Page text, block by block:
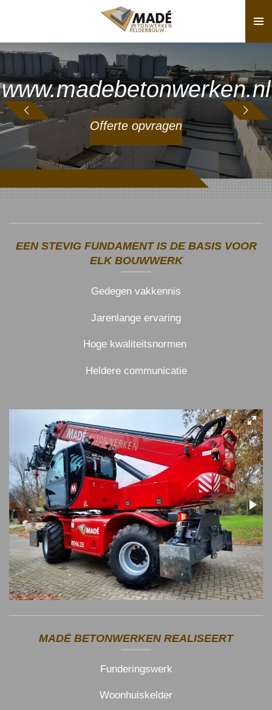
naar
hoofdinhoud
www.madebetonwerken.nl
Offerte opvragen
EEN STEVIG FUNDAMENT IS DE BASIS VOOR
ELK BOUWWERK
Gedegen vakkennis
Jarenlange ervaring
Hoge kwaliteitsnormen
Heldere communicatie
MADÉ BETONWERKEN REALISEERT
Funderingswerk
Woonhuiskelder